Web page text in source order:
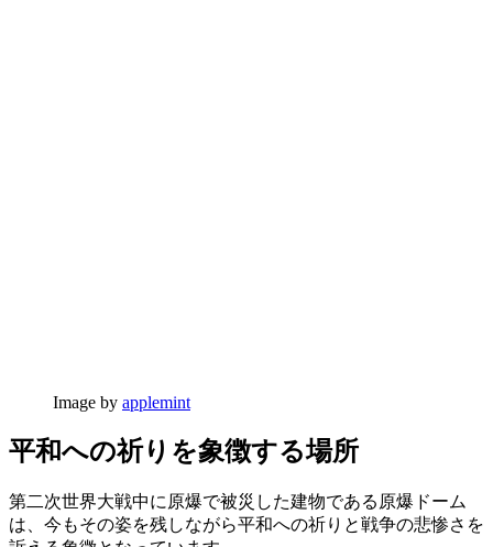
Image by applemint
平和への祈りを象徴する場所
第二次世界大戦中に原爆で被災した建物である原爆ドーム
は、今もその姿を残しながら平和への祈りと戦争の悲惨さを